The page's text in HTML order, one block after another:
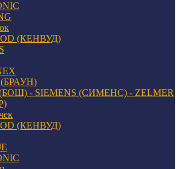
(КЕНВУД)
- SIEMENS (СИМЕНС) - ZELMER
(КЕНВУД)